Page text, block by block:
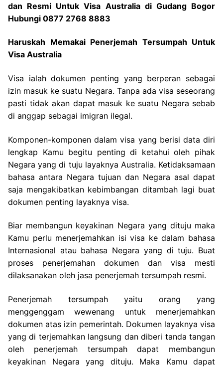
dan Resmi Untuk Visa Australia di Gudang Bogor
Hubungi 0877 2768 8883
Haruskah Memakai Penerjemah Tersumpah Untuk
Visa Australia
Visa ialah dokumen penting yang berperan sebagai
izin masuk ke suatu Negara. Tanpa ada visa seseorang
pasti tidak akan dapat masuk ke suatu Negara sebab
di anggap sebagai imigran ilegal.
Komponen-komponen dalam visa yang berisi data diri
lengkap Kamu begitu penting di ketahui oleh pihak
Negara yang di tuju layaknya Australia. Ketidaksamaan
bahasa antara Negara tujuan dan Negara asal dapat
saja mengakibatkan kebimbangan ditambah lagi buat
dokumen penting layaknya visa.
Biar membangun keyakinan Negara yang dituju maka
Kamu perlu menerjemahkan isi visa ke dalam bahasa
Internasional atau bahasa Negara yang di tuju. Buat
proses penerjemahan dokumen dan visa mesti
dilaksanakan oleh jasa penerjemah tersumpah resmi.
Penerjemah tersumpah yaitu orang yang
menggenggam wewenang untuk menerjemahkan
dokumen atas izin pemerintah. Dokumen layaknya visa
yang di terjemahkan langsung dan diberi tanda tangan
oleh penerjemah tersumpah dapat membangun
keyakinan Negara yang dituju. Maka Kamu dapat